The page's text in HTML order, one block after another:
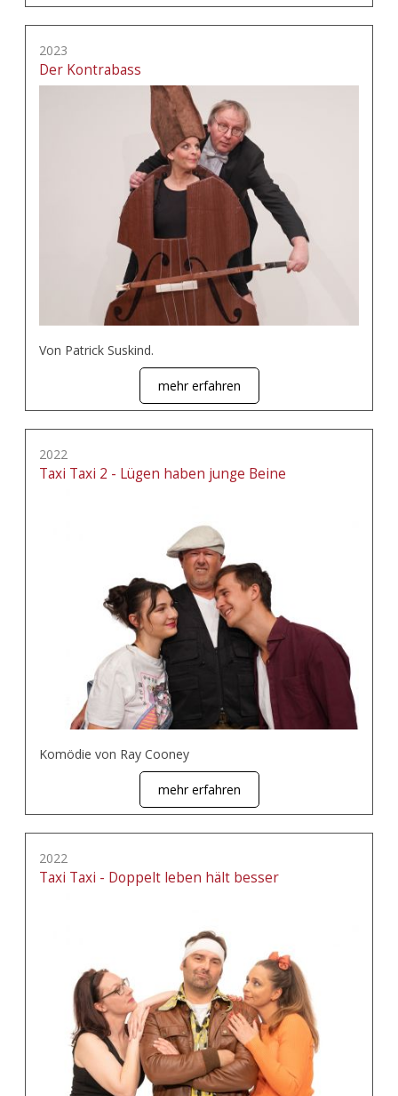
2023
Der Kontrabass
Von Patrick Suskind.
mehr erfahren
2022
Taxi Taxi 2 - Lügen haben junge Beine
Komödie von Ray Cooney
mehr erfahren
2022
Taxi Taxi - Doppelt leben hält besser